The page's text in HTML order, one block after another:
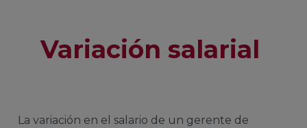
Variación salarial
La variación en el salario de un gerente de